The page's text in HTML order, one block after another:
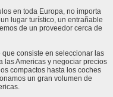
en toda Europa, no importa
lugar turístico, un entrañable
de un proveedor cerca de
consiste en seleccionar las
las Americas y negociar precios
compactos hasta los coches
un gran volumen de